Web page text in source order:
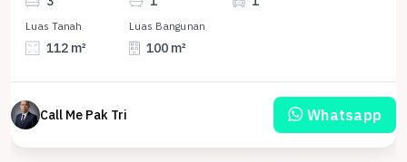
Luas Tanah
112 m²
Luas Bangunan
100 m²
Call Me Pak Tri Whatsapp